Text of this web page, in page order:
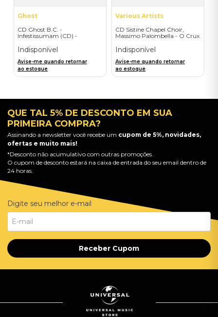
Ghost
CD Ghost B.C. -
Infestissumam (CD) -
Indisponível
Avise-me quando retornar
ao estoque
Various Artists
CD Sistine Chapel Choir,
Massimo Palombella - O Crux
Importado
Indisponível
Avise-me quando retornar
ao estoque
QUE TAL 5% DE DESCONTO EM SUA
PRIMEIRA COMPRA?
Assinando a newsletter você recebe um cupom de 5%, novidades,
ofertas e muito mais!
*Desconto não acumulativo com outras promoções.
O cupom de desconto estará na caixa de entrada do seu email dentro de
24 horas.
Digite seu melhor e-mail
Receber Cupom